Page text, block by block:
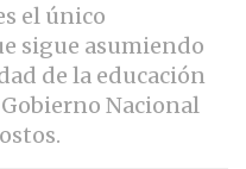
el único
sigue asumiendo
de la educación
Nacional